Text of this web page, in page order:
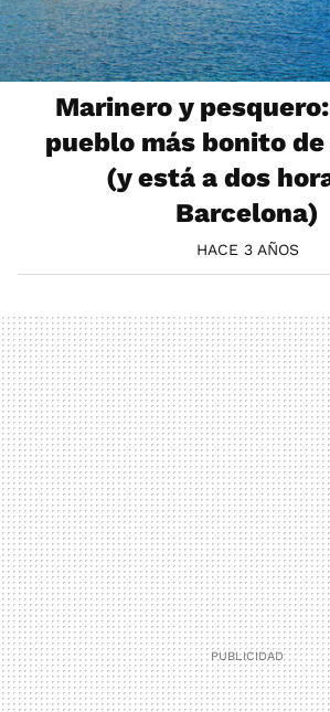
Marinero y
pueblo más bonito
(y está a dos
Barcelona)
HACE 3 AÑOS